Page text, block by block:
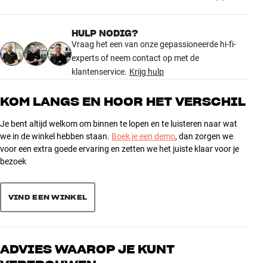
Kleur
Wit
Gewicht (kg)
0,13
Gewicht verpakking (kg)
0,15
Afmetingen (verpakking)
8 x 4 x 14 cm (breedte x hoogte x
diepte)
hoogte x diepte)
ALGEMENE KARAKTERISTIEKEN
Muurbeugel voor Sonos Move
Luidspreker plaatsen en verwijderen zonder schroeven
Gemaakt van staal
Inclusief schroeven en pluggen voor montage (steen en hout)
5.0
4 recensies
3 0
2
1
HULP NODIG?
Vraag het een van onze gepassioneerde hi-fi-
experts of neem contact op met de
klantenservice. Krijg hulp
KOM LANGS EN HOOR HET VERSCHIL
Je bent altijd welkom om binnen te lopen en te luisteren naar wat
we in de winkel hebben staan. Boek je een demo, dan zorgen we
voor een extra goede ervaring en zetten we het juiste klaar voor je
bezoek
VIND EEN WINKEL
ADVIES WAAROP JE KUNT